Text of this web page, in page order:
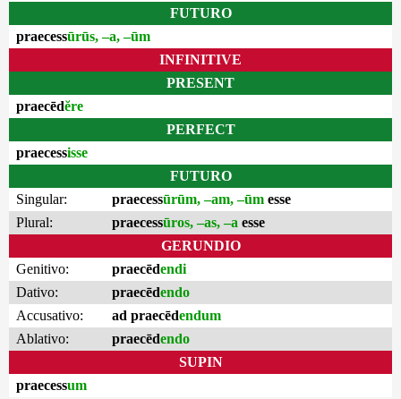
FUTURO
praecessūrūs, –a, –ūm
INFINITIVE
PRESENT
praecēdĕre
PERFECT
praecessisse
FUTURO
Singular:
praecessūrūm, –am, –ūm esse
Plural:
praecessūros, –as, –a esse
GERUNDIO
Genitivo:
praecēdendi
Dativo:
praecēdendo
Accusativo:
ad praecēdendum
Ablativo:
praecēdendo
SUPIN
praecessum